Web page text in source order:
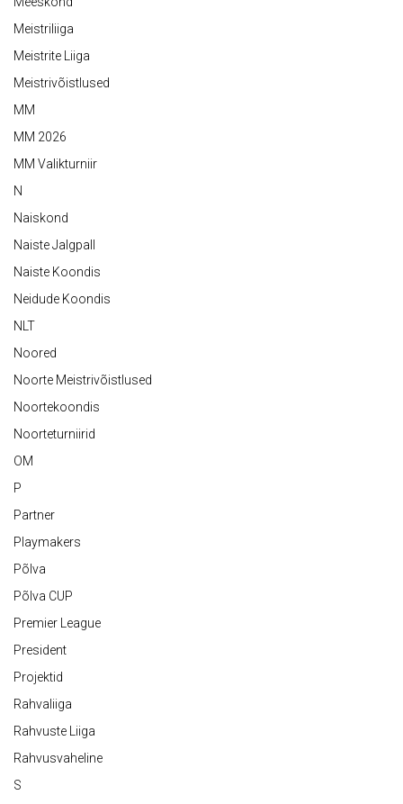
Meistriliiga
Meistrite Liiga
Meistrivõistlused
MM
MM 2026
MM Valikturniir
N
Naiskond
Naiste Jalgpall
Naiste Koondis
Neidude Koondis
NLT
Noored
Noorte Meistrivõistlused
Noortekoondis
Noorteturniirid
OM
P
Partner
Playmakers
Põlva
Põlva CUP
Premier League
President
Projektid
Rahvaliiga
Rahvuste Liiga
Rahvusvaheline
S